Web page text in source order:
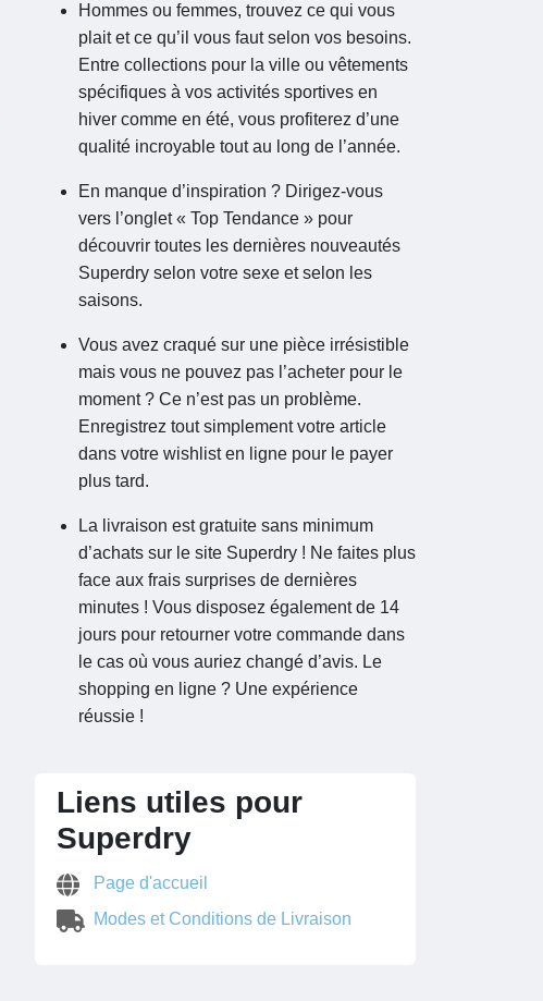
Hommes ou femmes, trouvez ce qui vous
plait et ce qu’il vous faut selon vos besoins.
Entre collections pour la ville ou vêtements
spécifiques à vos activités sportives en
hiver comme en été, vous profiterez d’une
qualité incroyable tout au long de l’année.
En manque d’inspiration ? Dirigez-vous
vers l’onglet « Top Tendance » pour
découvrir toutes les dernières nouveautés
Superdry selon votre sexe et selon les
saisons.
Vous avez craqué sur une pièce irrésistible
mais vous ne pouvez pas l’acheter pour le
moment ? Ce n’est pas un problème.
Enregistrez tout simplement votre article
dans votre wishlist en ligne pour le payer
plus tard.
La livraison est gratuite sans minimum
d’achats sur le site Superdry ! Ne faites plus
face aux frais surprises de dernières
minutes ! Vous disposez également de 14
jours pour retourner votre commande dans
le cas où vous auriez changé d’avis. Le
shopping en ligne ? Une expérience
réussie !
Liens utiles pour
Superdry
Page d'accueil
Modes et Conditions de Livraison